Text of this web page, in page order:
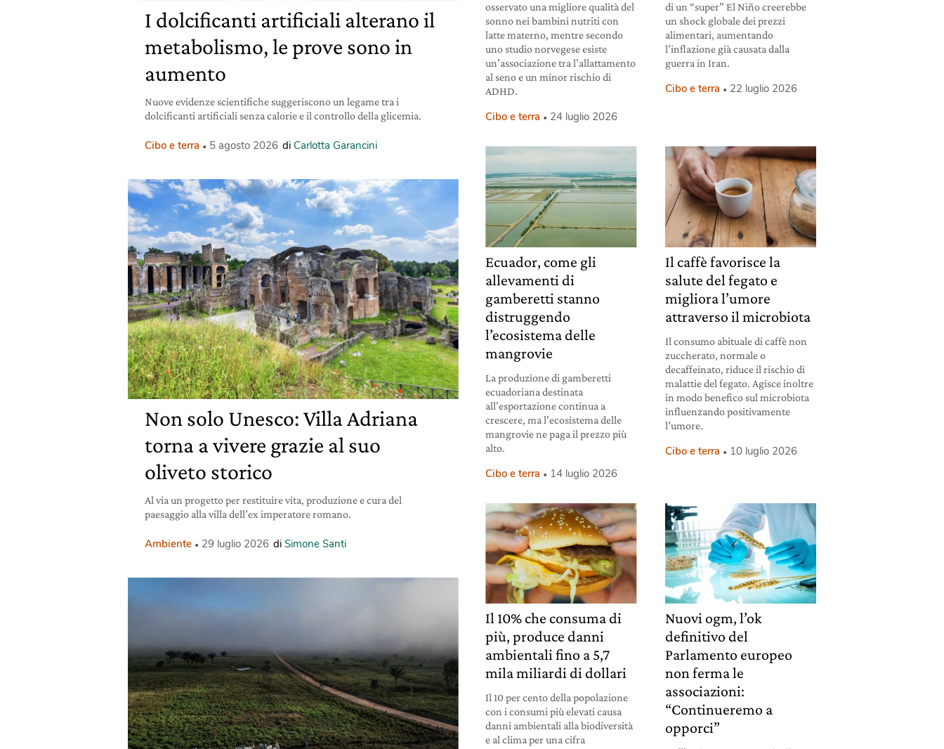
I dolcificanti artificiali alterano il
metabolismo, le prove sono in
aumento
Nuove evidenze scientifiche suggeriscono un legame tra i
dolcificanti artificiali senza calorie e il controllo della glicemia.
Cibo e terra 5 agosto 2026 di Carlotta Garancini
Non solo Unesco: Villa Adriana
torna a vivere grazie al suo
oliveto storico
Al via un progetto per restituire vita, produzione e cura del
paesaggio alla villa dell’ex imperatore romano.
Ambiente 29 luglio 2026 di Simone Santi
osservato una migliore qualità del
sonno nei bambini nutriti con
latte materno, mentre secondo
uno studio norvegese esiste
un’associazione tra l’allattamento
al seno e un minor rischio di
ADHD.
Cibo e terra 24 luglio 2026
di un “super” El Niño creerebbe
un shock globale dei prezzi
alimentari, aumentando
l’inflazione già causata dalla
guerra in Iran.
Cibo e terra 22 luglio 2026
Ecuador, come gli
allevamenti di
gamberetti stanno
distruggendo
l’ecosistema delle
mangrovie
La produzione di gamberetti
ecuadoriana destinata
all’esportazione continua a
crescere, ma l’ecosistema delle
mangrovie ne paga il prezzo più
alto.
Cibo e terra 14 luglio 2026
Il caffè favorisce la
salute del fegato e
migliora l’umore
attraverso il microbiota
Il consumo abituale di caffè non
zuccherato, normale o
decaffeinato, riduce il rischio di
malattie del fegato. Agisce inoltre
in modo benefico sul microbiota
influenzando positivamente
l’umore.
Cibo e terra 10 luglio 2026
Il 10% che consuma di
più, produce danni
ambientali fino a 5,7
mila miliardi di dollari
Il 10 per cento della popolazione
con i consumi più elevati causa
danni ambientali alla biodiversità
e al clima per una cifra
Nuovi ogm, l’ok
definitivo del
Parlamento europeo
non ferma le
associazioni:
“Continueremo a
opporci”